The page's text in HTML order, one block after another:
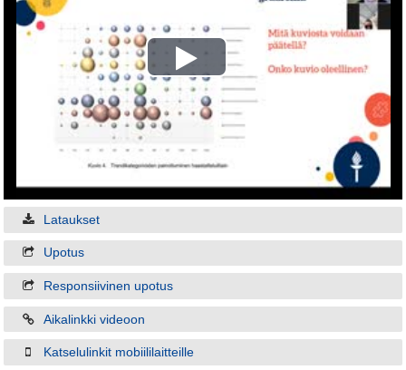
Play
Video
Lataukset
Upotus
Responsiivinen upotus
Aikalinkki videoon
Katselulinkit mobiililaitteille